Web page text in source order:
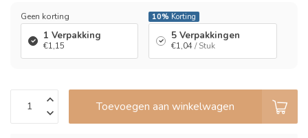
Geen korting
1 Verpakking
€1,15
10% Korting
5 Verpakkingen
€1,04/ Stuk
Toevoegen aan winkelwagen